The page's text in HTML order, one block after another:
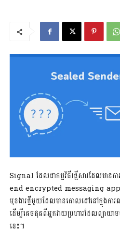
Signal​ ដែលជាកម្មវិធីផ្ញើសារដែលមា
end encrypted messaging app មា
មុខងារថ្មីមួយដែលមានគោលដៅនៅក្នុងការ
ដើម្បីគេចផុតពីអ្នកវាយប្រហារដែលព្យាយា
នេះ។